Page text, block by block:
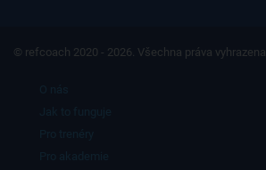
© refcoach 2020 - 2026. Všechna práva vyhrazena.